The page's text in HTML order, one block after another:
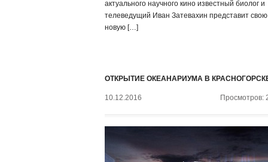
актуального научного кино известный биолог и
телеведущий Иван Затевахин представит свою
новую […]
ОТКРЫТИЕ ОКЕАНАРИУМА В
10.12.2016 Просмотров: